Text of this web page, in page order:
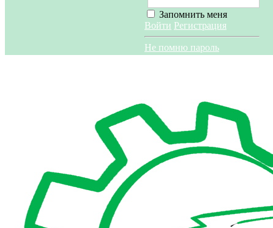
Запомнить меня
Войти Регистрация
Не помню пароль